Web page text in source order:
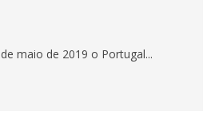
maio de 2019 o Portugal...